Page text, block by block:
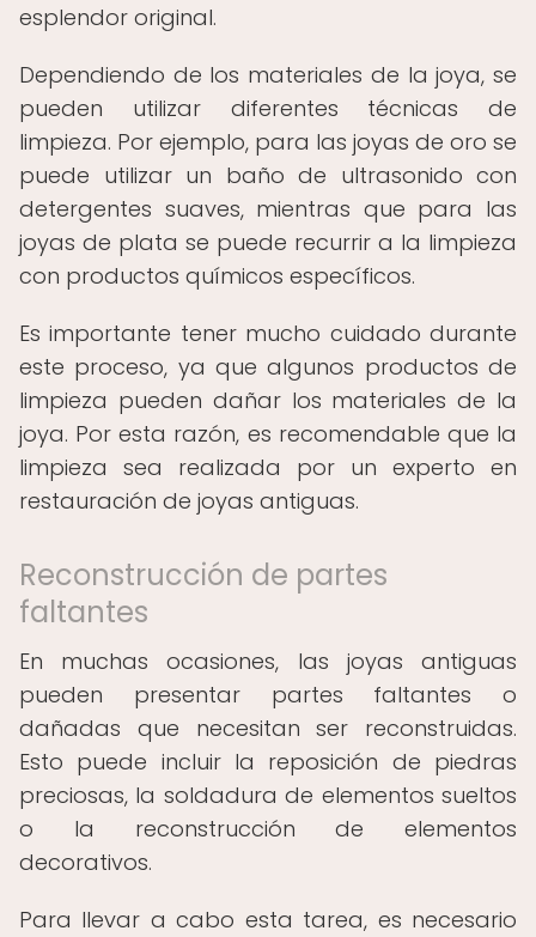
esplendor original.
Dependiendo de los materiales de la joya, se
pueden utilizar diferentes técnicas de
limpieza. Por ejemplo, para las joyas de oro se
puede utilizar un baño de ultrasonido con
detergentes suaves, mientras que para las
joyas de plata se puede recurrir a la limpieza
con productos químicos específicos.
Es importante tener mucho cuidado durante
este proceso, ya que algunos productos de
limpieza pueden dañar los materiales de la
joya. Por esta razón, es recomendable que la
limpieza sea realizada por un experto en
restauración de joyas antiguas.
Reconstrucción de partes
faltantes
En muchas ocasiones, las joyas antiguas
pueden presentar partes faltantes o
dañadas que necesitan ser reconstruidas.
Esto puede incluir la reposición de piedras
preciosas, la soldadura de elementos sueltos
o la reconstrucción de elementos
decorativos.
Para llevar a cabo esta tarea, es necesario